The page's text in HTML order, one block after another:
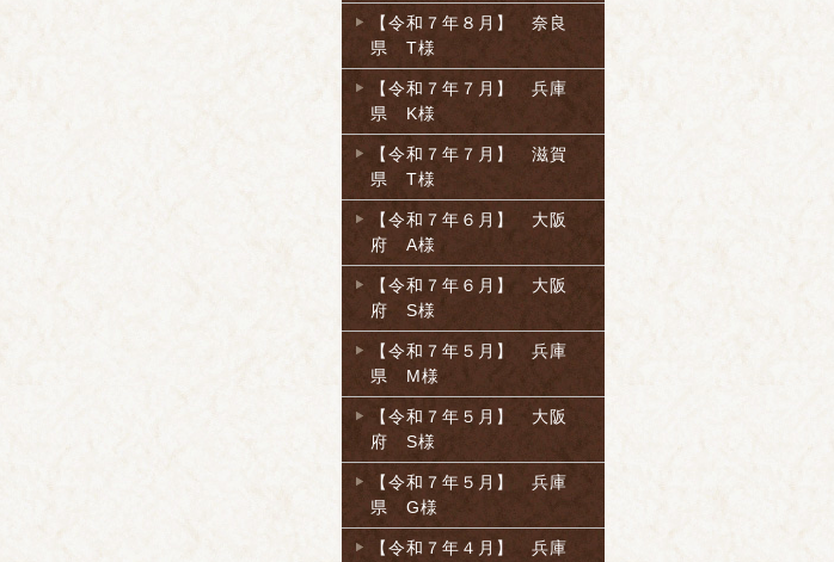
【令和７年８月】 奈良
県 T様
【令和７年７月】 兵庫
県 K様
【令和７年７月】 滋賀
県 T様
【令和７年６月】 大阪
府 A様
【令和７年６月】 大阪
府 S様
【令和７年５月】 兵庫
県 M様
【令和７年５月】 大阪
府 S様
【令和７年５月】 兵庫
県 G様
【令和７年４月】 兵庫